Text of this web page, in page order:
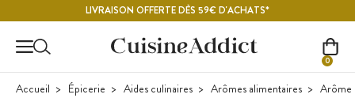
LIVRAISON OFFERTE DÈS 59€ D'ACHATS*
0
Accueil Épicerie Aides culinaires Arômes alimentaires Arôme